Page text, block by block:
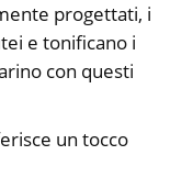
progettati, i
e tonificano i
con questi
un tocco